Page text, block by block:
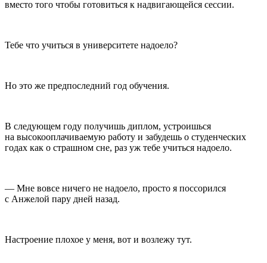
вместо того чтобы готовиться к надвигающейся сессии.
Тебе что учиться в университете надоело?
Но это же предпоследний год обучения.
В следующем году получишь диплом, устроишься
на высокооплачиваемую работу и забудешь о студенческих
годах как о страшном сне, раз уж тебе учиться надоело.
— Мне вовсе ничего не надоело, просто я поссорился
с Анжелой пару дней назад.
Настроение плохое у меня, вот и возлежу тут.